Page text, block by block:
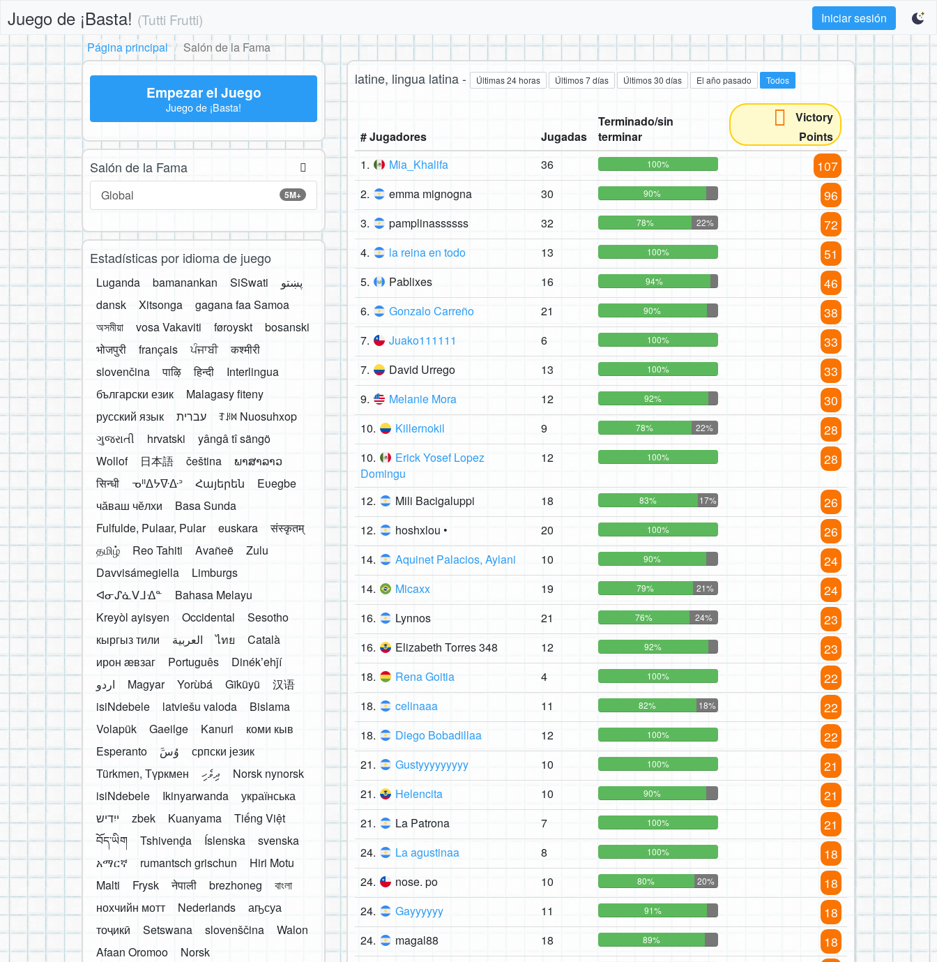
Juego de ¡Basta! (Tutti Frutti)
Iniciar sesión
Página principal
Salón de la Fama
latine, lingua latina - Últimas 24 horas Últimos 7 días Últimos 30 días El año pasado Todos
# Jugadores Jugadas
Terminado/sin
terminar
Victory
Points
1.
Mia_Khalifa 36 100% 107
2. emma mignogna 30 90% 96
3. pamplinassssss 32 78% 22% 72
4. la reina en todo 13 100% 51
5. Pablixes 16 94% 46
6. Gonzalo Carreño 21 90% 38
7. Juako111111 6 100% 33
7. David Urrego 13 100% 33
9. Melanie Mora 12 92% 30
10. Killernokil 9 78% 22% 28
10.
Erick Yosef Lopez
Domingu
12 100% 28
12. Mili Bacigaluppi 18 83% 17% 26
12. hoshxlou • 20 100% 26
14. Aquinet Palacios, Aylani 10 90% 24
14. Micaxx 19 79% 21% 24
16. Lynnos 21 76% 24% 23
16. Elizabeth Torres 348 12 92% 23
18. Rena Goitia 4 100% 22
18. celinaaa 11 82% 18% 22
18. Diego Bobadillaa 12 100% 22
21. Gustyyyyyyyyy 10 100% 21
21. Helencita 10 90% 21
21. La Patrona 7 100% 21
24. La agustinaa 8 100% 18
24. nose. po 10 80% 20% 18
24. Gayyyyyy 11 91% 18
24. magal88 18 89% 18
Empezar el Juego
Juego de ¡Basta!
Salón de la Fama
5M+
Global
Estadísticas por idioma de juego
Luganda bamanankan SiSwati
پښتو
dansk
Xitsonga
gagana faa Samoa
অসমীয়া
vosa Vakaviti føroyskt
bosanski
भोजपुरी
français ਪੰਜਾਬੀ
कश्मीरी
slovenčina
पाऴि हिन्दी
Interlingua
български език
Malagasy fiteny
русский язык
עברית
ꆈꌠ꒿ Nuosuhxop
ગુજરાતી
hrvatski
yângâ tî sängö
Wollof
日本語 čeština
ພາສາລາວ
सिन्धी
ᓀᐦᐃᔭᐍᐏᐣ Հայերեն
Eʋegbe
чӑваш чӗлхи
Basa Sunda
Fulfulde, Pulaar, Pular
euskara
संस्कृतम्
தமிழ்
Reo Tahiti Avañeẽ
Zulu
Davvisámegiella
Limburgs
ᐊᓂᔑᓈᐯᒧᐎᓐ
Bahasa Melayu
Kreyòl ayisyen
Occidental
Sesotho
кыргыз тили
العربية ไทย
Català
ирон æвзаг
Português
Dinékʼehǰí
اردو
Magyar Yorùbá Gĩkũyũ
汉语
isiNdebele
latviešu valoda
Bislama
Volapük
Gaeilge Kanuri
коми кыв
Esperanto
َوُسَ
српски језик
Türkmen, Түркмен
ދިވެހި
Norsk nynorsk
isiNdebele
Ikinyarwanda
українська
ייִדיש
zbek Kuanyama
Tiếng Việt
བོད་ཡིག
Tshivenḓa Íslenska
svenska
አማርኛ
rumantsch grischun
Hiri Motu
Malti
Frysk नेपाली brezhoneg
বাংলা
нохчийн мотт
Nederlands
аҧсуа
тоҷикӣ
Setswana slovenščina
Walon
Afaan Oromoo
Norsk